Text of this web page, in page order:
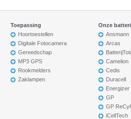
Toepassing
Hoortoestellen
Digitale Fotocamera
Gereedschap
MP3 GPS
Rookmelders
Zaklampen
Onze
Ansmann
Arcas
Camelion
Cedis
Duracell
Energizer
GP
GP
iCellTech